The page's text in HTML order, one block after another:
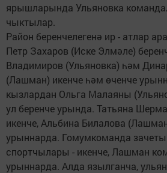
ярышларында Ульяновка
чыктылар.
Район беренчелегенә ир - атлар
Петр Захаров (Иске Элмәле)
Владимиров (Ульяновка) һәм
(Лашман) икенче һәм өченче
кызлардан Ольга Малаяны
ул беренче урында. Татьяна
икенче, Альбина Билалова
урыннарда. Гомумкоманда
спортчылары - икенче, Лашман
урыннарда. Алда язылганча,